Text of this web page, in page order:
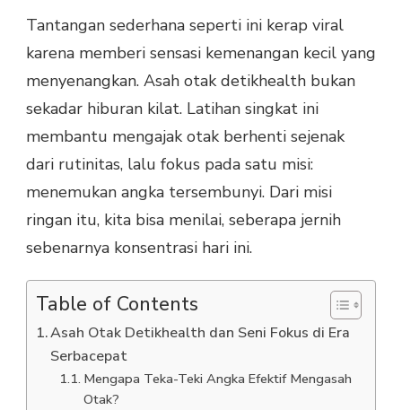
Tantangan sederhana seperti ini kerap viral
karena memberi sensasi kemenangan kecil yang
menyenangkan. Asah otak detikhealth bukan
sekadar hiburan kilat. Latihan singkat ini
membantu mengajak otak berhenti sejenak
dari rutinitas, lalu fokus pada satu misi:
menemukan angka tersembunyi. Dari misi
ringan itu, kita bisa menilai, seberapa jernih
sebenarnya konsentrasi hari ini.
Table of Contents
Asah Otak Detikhealth dan Seni Fokus di Era
Serbacepat
Mengapa Teka-Teki Angka Efektif Mengasah
Otak?